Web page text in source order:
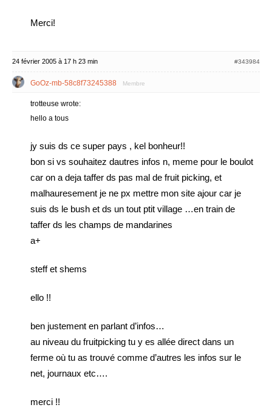
Merci!
24 février 2005 à 17 h 23 min #343984
GoOz-mb-58c8f73245388 Membre
trotteuse wrote:
hello a tous
jy suis ds ce super pays , kel bonheur!!
bon si vs souhaitez dautres infos n, meme pour le boulot
car on a deja taffer ds pas mal de fruit picking, et
malhauresement je ne px mettre mon site ajour car je
suis ds le bush et ds un tout ptit village …en train de
taffer ds les champs de mandarines
a+
steff et shems
ello !!
ben justement en parlant d’infos…
au niveau du fruitpicking tu y es allée direct dans un
ferme où tu as trouvé comme d’autres les infos sur le
net, journaux etc….
merci !!